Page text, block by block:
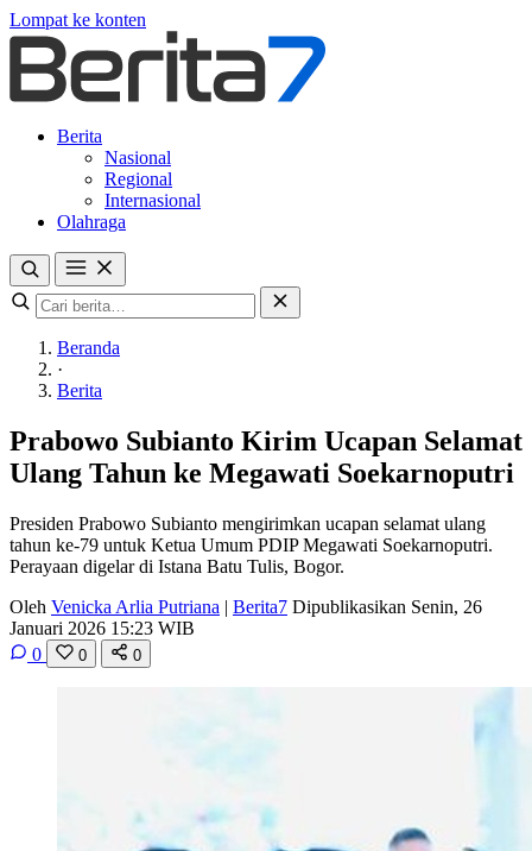
Lompat ke konten
Berita
Nasional
Regional
Internasional
Olahraga
Beranda
·
Berita
Prabowo Subianto Kirim Ucapan Selamat
Ulang Tahun ke Megawati Soekarnoputri
Presiden Prabowo Subianto mengirimkan ucapan selamat ulang
tahun ke-79 untuk Ketua Umum PDIP Megawati Soekarnoputri.
Perayaan digelar di Istana Batu Tulis, Bogor.
Oleh Venicka Arlia Putriana | Berita7 Dipublikasikan Senin, 26
Januari 2026 15:23 WIB
0
0 0